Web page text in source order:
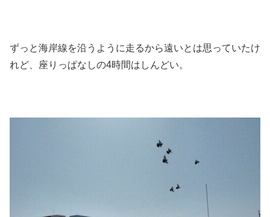
ずっと海岸線を沿うように走るから遠いとは思っていたけ
れど、座りっぱなしの4時間はしんどい。